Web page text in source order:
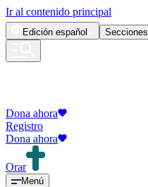
Ir al contenido principal
Edición español Secciones
Dona ahora
Registro
Dona ahora
Orar
Menú